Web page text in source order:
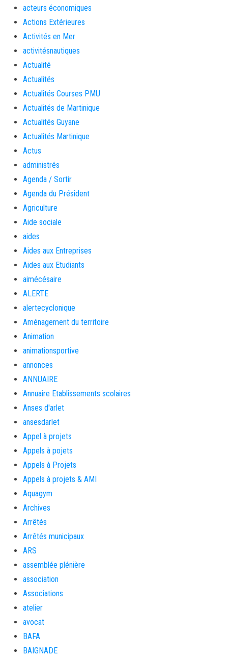
acteurs économiques
Actions Extérieures
Activités en Mer
activitésnautiques
Actualité
Actualités
Actualités Courses PMU
Actualités de Martinique
Actualités Guyane
Actualités Martinique
Actus
administrés
Agenda / Sortir
Agenda du Président
Agriculture
Aide sociale
aides
Aides aux Entreprises
Aides aux Etudiants
aimécésaire
ALERTE
alertecyclonique
Aménagement du territoire
Animation
animationsportive
annonces
ANNUAIRE
Annuaire Etablissements scolaires
Anses d'arlet
ansesdarlet
Appel à projets
Appels à pojets
Appels à Projets
Appels à projets & AMI
Aquagym
Archives
Arrêtés
Arrêtés municipaux
ARS
assemblée plénière
association
Associations
atelier
avocat
BAFA
BAIGNADE